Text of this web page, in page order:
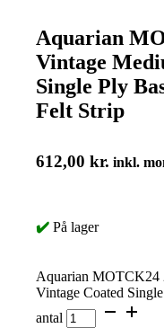
Aquarian
Vintage
Single Ply
Felt Strip
612,00 kr. inkl.
✔️ På lager
Aquarian MOTCK24
Vintage Coated
antal